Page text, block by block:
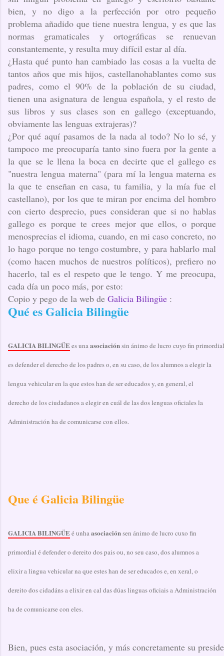
bien, y no digo a la perfección por otro pequeño
problema añadido que tiene nuestra lengua, y es que las
normas gramaticales y ortográficas se renuevan
constantemente, y resulta muy difícil estar al día.
¿Hasta qué punto han cambiado las cosas a la vuelta de
tantos años que mis hijos, castellanohablantes como sus
padres, como el 90% de la población de su ciudad,
tienen una asignatura de lengua española, y el resto de
sus libros y sus clases son en gallego (exceptuando,
obviamente las lenguas extrajeras)?
¿Por qué aquí pasamos de la nada al todo? No lo sé, y
tampoco me preocuparía tanto sino fuera por la gente a
la que se le llena la boca en decirte que el gallego es
"nuestra lengua materna" (para mí la lengua materna es
la que te enseñan en casa, tu familia, y la mía fue el
castellano), por los que te miran por encima del hombro
con cierto desprecio, pues consideran que si no hablas
gallego es porque te crees mejor que ellos, o porque
menosprecias el idioma, cuando, en mi caso concreto, no
lo hago porque no tengo costumbre, y para hablarlo mal
(como hacen muchos de nuestros políticos), prefiero no
hacerlo, tal es el respeto que le tengo. Y me preocupa,
cada día un poco más, por esto:
Copio y pego de la web de Galicia Bilingüe :
Qué es Galicia Bilingüe
GALICIA BILINGÜEes unaasociaciónsin ánimo de lucro cuyo fin primordial
es defender el derecho de los padres o, en su caso, de los alumnos a elegir la
lengua vehicular en la que estos han de ser educados y, en general, el
derecho de los ciudadanos a elegir en cuál de las dos lenguas oficiales la
Administración ha de comunicarse con ellos.
Que é Galicia Bilingüe
GALICIA BILINGÜEé unhaasociaciónsen ánimo de lucro cuxo fin
primordial é defender o dereito dos pais ou, no seu caso, dos alumnos a
elixir a lingua vehicular na que estes han de ser educados e, en xeral, o
dereito dos cidadáns a elixir en cal das dúas linguas oficiais a Administración
ha de comunicarse con eles.
Bien, pues esta asociación, y más concretamente su